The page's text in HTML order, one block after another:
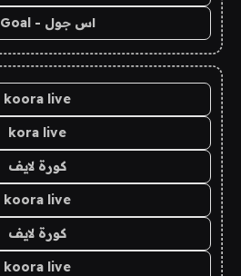
اس جول - AS Goal
koora live
kora live
كورة لايف
koora live
كورة لايف
koora live